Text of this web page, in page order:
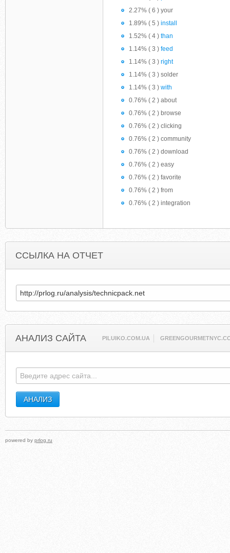
2.27% ( 6 ) your
1.89% ( 5 ) install
1.52% ( 4 ) than
1.14% ( 3 ) feed
1.14% ( 3 ) right
1.14% ( 3 ) solder
1.14% ( 3 ) with
0.76% ( 2 ) about
0.76% ( 2 ) browse
0.76% ( 2 ) clicking
0.76% ( 2 ) community
0.76% ( 2 ) download
0.76% ( 2 ) easy
0.76% ( 2 ) favorite
0.76% ( 2 ) from
0.76% ( 2 ) integration
ССЫЛКА НА ОТЧЕТ
АНАЛИЗ САЙТА PILUIKO.COM.UA
powered by prlog.ru